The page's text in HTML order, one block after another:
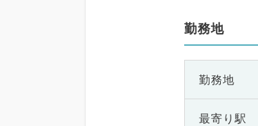
勤務地
勤務地
最寄り駅